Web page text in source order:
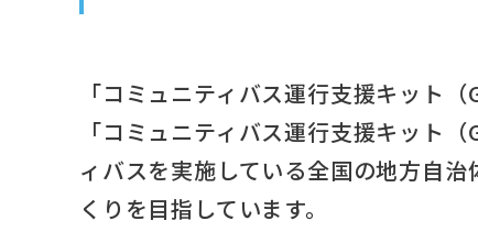
「コミュニティバス運行支援キット
「コミュニティバス運行支援キット
ィバスを実施している全国の地方自
くりを目指しています。